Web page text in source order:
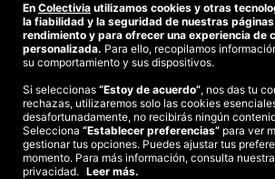
Siente el alivio real: Nueva consulta de
especializada
26,95€ -47%
En Colectivia utilizamos cookies y otras
la fiabilidad y la seguridad de nuestras
rendimiento y para ofrecer una experiencia de
personalizada. Para ello, recopilamos
su comportamiento y sus dispositivos.
Si seleccionas “Estoy de acuerdo”, nos das tu
rechazas, utilizaremos solo las cookies
desafortunadamente, no recibirás ningún
Selecciona “Establecer preferencias” para ver
gestionar tus opciones. Puedes ajustar tus
momento. Para más información, consulta
privacidad. Leer más.